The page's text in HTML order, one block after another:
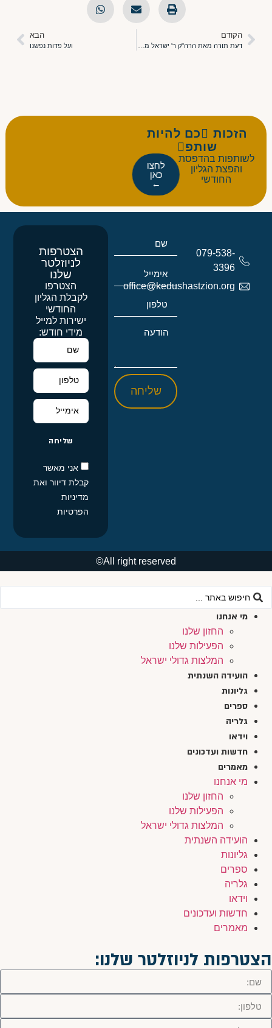
הקודם
דעת תורה מאת הרה"ק ר' ישראל מרוז'ין זיע"א
הבא
ועל פדות נפשנו
הזכות כם להיות
שותפ
לשותפות בהדפסת
והפצת הגליון
החודשי
לחצו
כאן
←
079-538-
3396
office@kedushastzion.org
שליחה
הצטרפות
לניוזלטר
שלנו
הצטרפו
לקבלת הגליון
החודשי
ישירות למייל
מידי חודש:
אני מאשר
קבלת דיוור ואת
מדיניות
הפרטיות
שליחה
All right reserved©
מי אנחנו
החזון שלנו
הפעילות שלנו
המלצות גדולי ישראל
הועידה השנתית
גליונות
ספרים
גלריה
וידאו
חדשות ועדכונים
מאמרים
מי אנחנו
החזון שלנו
הפעילות שלנו
המלצות גדולי ישראל
הועידה השנתית
גליונות
ספרים
גלריה
וידאו
חדשות ועדכונים
מאמרים
הצטרפות לניוזלטר שלנו: